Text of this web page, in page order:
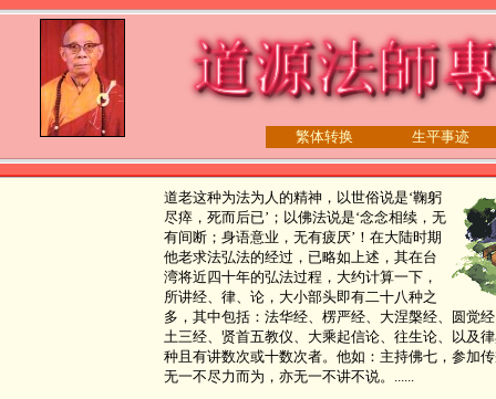
繁体转换 生平事迹
道老这种为法为人的精神，以世俗说是‘鞠躬
尽瘁，死而后已’；以佛法说是‘念念相续，无
有间断；身语意业，无有疲厌’！在大陆时期
他老求法弘法的经过，已略如上述，其在台
湾将近四十年的弘法过程，大约计算一下，
所讲经、律、论，大小部头即有二十八种之
多，其中包括：法华经、楞严经、大涅槃经、圆觉
土三经、贤首五教仪、大乘起信论、往生论、以及
种且有讲数次或十数次者。他如：主持佛七，参加
无一不尽力而为，亦无一不讲不说。......